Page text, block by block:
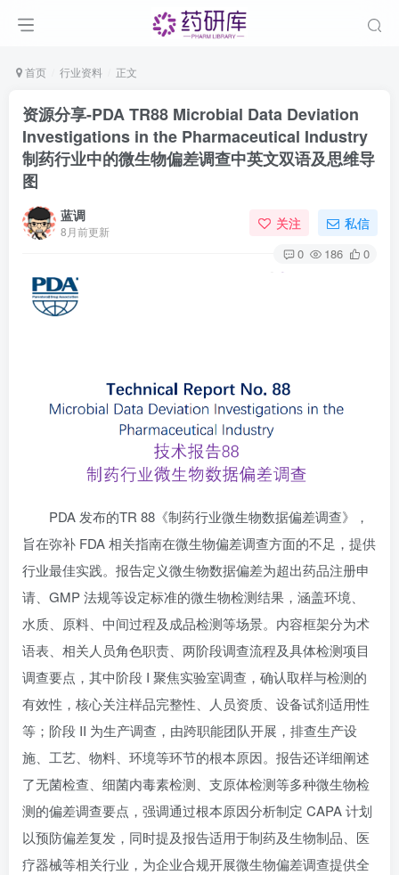
首页 行业资料 正文
资源分享-PDA TR88 Microbial Data Deviation
Investigations in the Pharmaceutical Industry
制药行业中的微生物偏差调查中英文双语及思维导
图
蓝调
8月前更新 关注 私信
0 186 0
PDA 发布的TR 88《制药行业微生物数据偏差调查》，
旨在弥补 FDA 相关指南在微生物偏差调查方面的不足，提供
行业最佳实践。报告定义微生物数据偏差为超出药品注册申
请、GMP 法规等设定标准的微生物检测结果，涵盖环境、
水质、原料、中间过程及成品检测等场景。内容框架分为术
语表、相关人员角色职责、两阶段调查流程及具体检测项目
调查要点，其中阶段 I 聚焦实验室调查，确认取样与检测的
有效性，核心关注样品完整性、人员资质、设备试剂适用性
等；阶段 II 为生产调查，由跨职能团队开展，排查生产设
施、工艺、物料、环境等环节的根本原因。报告还详细阐述
了无菌检查、细菌内毒素检测、支原体检测等多种微生物检
测的偏差调查要点，强调通过根本原因分析制定 CAPA 计划
以预防偏差复发，同时提及报告适用于制药及生物制品、医
疗器械等相关行业，为企业合规开展微生物偏差调查提供全